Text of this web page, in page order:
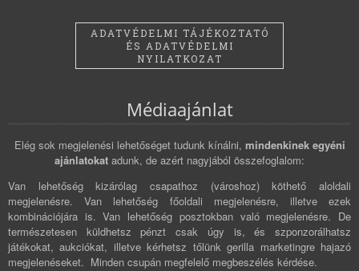
ADATVÉDELMI TÁJÉKOZTATÓ
ÉS ADATVÉDELMI
NYILATKOZAT
Médiaajánlat
Elég sok megjelenési lehetőséget tudunk kínálni, mindenkinek egyéni
ajánlatokat adunk, de azért nagyjából összefoglalom:
Van lehetőség kizárólag csapathoz (városhoz) köthető aloldali
megjelenésre. Van lehetőség főoldali megjelenésre, illetve ezek
kombinációjára is. Van lehetőség posztokban való megjelenésre. De
természetesen küldhetsz pénzt csak úgy is, és szponzorálhatsz
játékokat, aukciókat, illetve kérhetsz tőlünk gerilla marketingre hajazó
megjelenéseket. Minden csupán megfelelő megbeszélés kérdése.